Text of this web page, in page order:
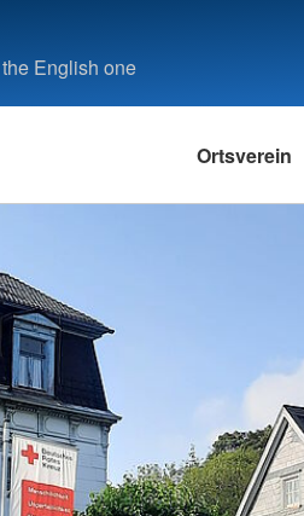
English one
Ortsverein